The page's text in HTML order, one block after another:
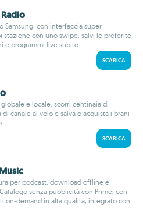
Samsung, con interfaccia super
stazione con uno swipe, salvi le preferite
e programmi live subito...
SCARICA
e locale: scorri centinaia di
canale al volo e salva o acquista i brani
SCARICA
per podcast, download offline e
senza pubblicità con Prime; con
on‑demand in alta qualità, integrato con